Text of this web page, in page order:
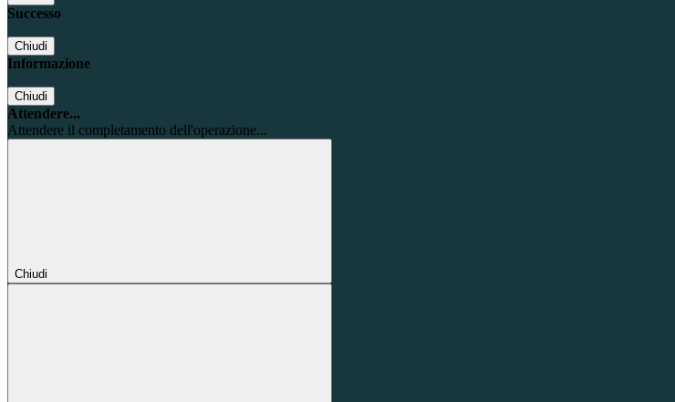
Successo
Chiudi
Informazione
Chiudi
Attendere...
Attendere il completamento dell'operazione...
Chiudi